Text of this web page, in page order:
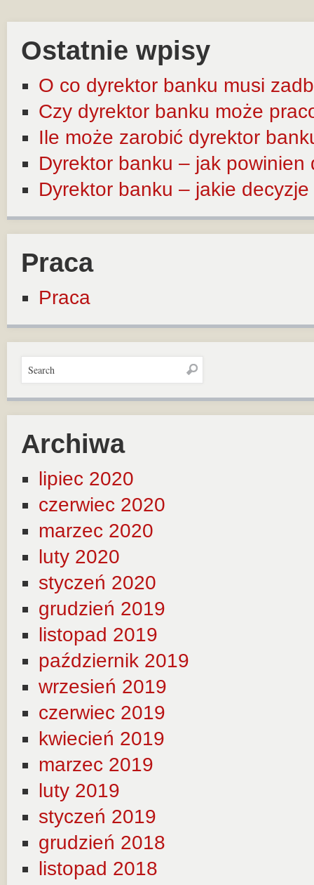
Ostatnie wpisy
O co dyrektor banku musi
Czy dyrektor banku może
Ile może zarobić dyrektor
Dyrektor banku – jak
Dyrektor banku – jakie
Praca
Praca
Archiwa
lipiec 2020
czerwiec 2020
marzec 2020
luty 2020
styczeń 2020
grudzień 2019
listopad 2019
październik 2019
wrzesień 2019
czerwiec 2019
kwiecień 2019
marzec 2019
luty 2019
styczeń 2019
grudzień 2018
listopad 2018